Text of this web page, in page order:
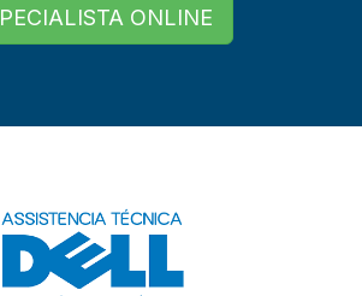
powered by
ONLINE